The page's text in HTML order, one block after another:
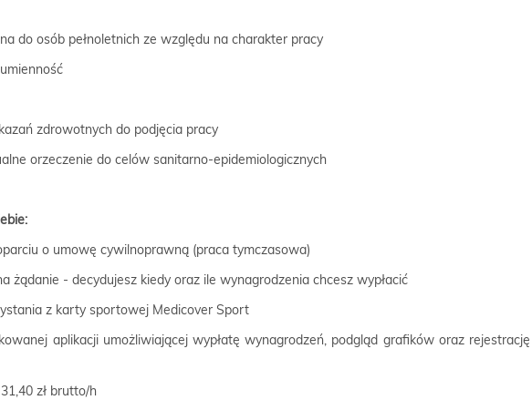
do osób pełnoletnich ze względu na charakter pracy
zdrowotnych do podjęcia pracy
orzeczenie do celów sanitarno-epidemiologicznych
o umowę cywilnoprawną (praca tymczasowa)
żądanie - decydujesz kiedy oraz ile wynagrodzenia chcesz wypłacić
z karty sportowej Medicover Sport
aplikacji umożliwiającej wypłatę wynagrodzeń, podgląd grafików oraz rejestrację
zł brutto/h